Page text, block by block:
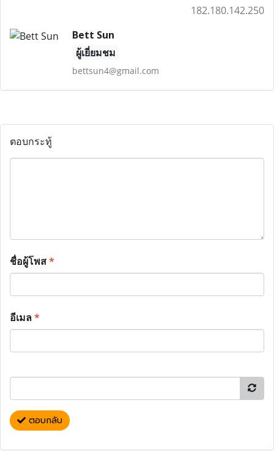
182.180.142.250
Bett Sun
ผู้เยี่ยมชม
bettsun4@gmail.com
ตอบกระทู้
ชื่อผู้โพส*
อีเมล*
ตอบกลับ